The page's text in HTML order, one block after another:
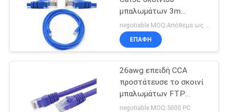
SITEMAP
ΠΟΛΙΤΙΚΉ
μπαλωμάτων 3m
Ethernet Cat5
negotiable MOQ:Απόθεμα ως αίτημα του πελάτη, προσαρμοσμένο 30000meters τύπων.
ΕΠΑΦΉ
26awg επειδή CCA
προστάτευσε το σκοινί
μπαλωμάτων FTP
Cat5e, καλώδιο 20m
negotiable MOQ:5000 PC